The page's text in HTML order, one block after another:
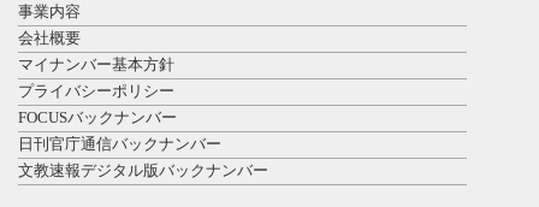
登録有形文
化財となっ
た東北大植
物園八...
事業内容
会社概要
マイナンバー基本方針
プライバシーポリシー
FOCUSバックナンバー
日刊官庁通信バックナンバー
文教速報デジタル版バックナンバー